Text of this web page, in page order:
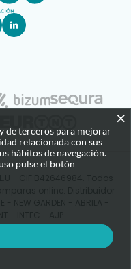
- CIF B42646984. Todos
online. Distribuidor
NEW GARDEN - ABRILA -
×
de terceros para mejorar
relacionada con sus
hábitos de navegación.
pulse el botón